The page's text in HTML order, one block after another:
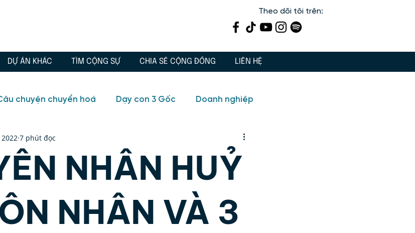
Theo dõi tôi trên:
DỰ ÁN KHÁC TÌM CỘNG SỰ CHIA SẺ CỘNG ĐỒNG LIÊN HỆ
chuyện chuyển hoá Dạy con 3 Gốc Doanh nghiệp
Câu chuyện chuyển hoá Dạy con 3 Gốc
Đông phương học Quà tặng Triết lý sống, giá trị sống
Tuổi trẻ Video Blog Huyền học, tâm linh
NHÂN HUỶ
NHÂN VÀ 3
7 phút đọc